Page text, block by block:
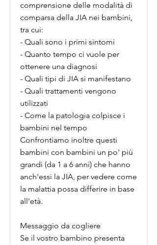
comprensione delle modalità di
comparsa della JIA nei bambini,
tra cui:
- Quali sono i primi sintomi
- Quanto tempo ci vuole per
ottenere una diagnosi
- Quali tipi di JIA si manifestano
- Quali trattamenti vengono
utilizzati
- Come la patologia colpisce i
bambini nel tempo
Confrontiamo inoltre questi
bambini con bambini un po' più
grandi (da 1 a 6 anni) che hanno
anch'essi la JIA, per vedere come
la malattia possa differire in base
all'età.
Messaggio da cogliere
Se il vostro bambino presenta